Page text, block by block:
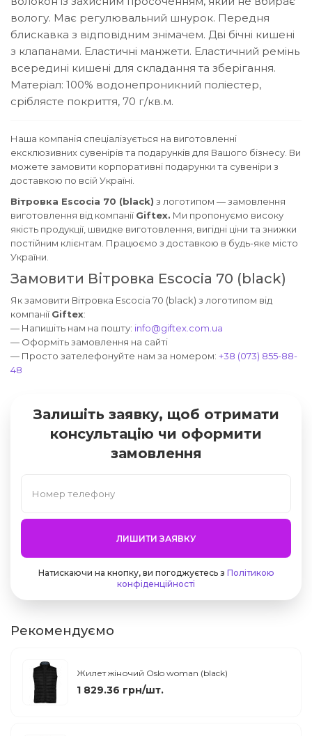
вологу. Має регулювальний шнурок. Передня
блискавка з відповідним знімачем. Дві бічні кишені
з клапанами. Еластичні манжети. Еластичний ремінь
всередині кишені для складання та зберігання.
Матеріал: 100% водонепроникний поліестер,
сріблясте покриття, 70 г/кв.м.
Наша компанія спеціалізується на виготовленні
ексклюзивних сувенірів та подарунків для Вашого бізнесу. Ви
можете замовити корпоративні подарунки та сувеніри з
доставкою по всій Україні.
Вітровка Escocia 70 (black) з логотипом — замовлення
виготовлення від компанії Giftex. Ми пропонуємо високу
якість продукції, швидке виготовлення, вигідні ціни та знижки
постійним клієнтам. Працюємо з доставкою в будь-яке місто
України.
Замовити Вітровка Escocia 70 (black)
Як замовити Вітровка Escocia 70 (black) з логотипом від
компанії Giftex:
— Напишіть нам на пошту: info@giftex.com.ua
— Оформіть замовлення на сайті
— Просто зателефонуйте нам за номером: +38 (073) 855-88-
48
Залишіть заявку, щоб отримати
консультацію чи оформити
замовлення
ЛИШИТИ ЗАЯВКУ
Натискаючи на кнопку, ви погоджуєтесь з Політикою
конфіденційності
Рекомендуємо
Жилет жіночий Oslo woman (black)
1 829.36 грн/шт.